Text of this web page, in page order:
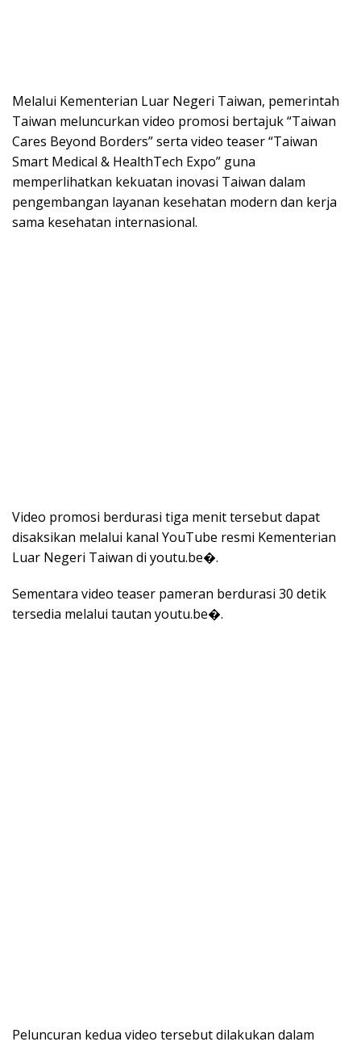
Melalui Kementerian Luar Negeri Taiwan, pemerintah
Taiwan meluncurkan video promosi bertajuk “Taiwan
Cares Beyond Borders” serta video teaser “Taiwan
Smart Medical & HealthTech Expo” guna
memperlihatkan kekuatan inovasi Taiwan dalam
pengembangan layanan kesehatan modern dan kerja
sama kesehatan internasional.
Video promosi berdurasi tiga menit tersebut dapat
disaksikan melalui kanal YouTube resmi Kementerian
Luar Negeri Taiwan di youtu.be⁠�.
Sementara video teaser pameran berdurasi 30 detik
tersedia melalui tautan youtu.be⁠�.
Peluncuran kedua video tersebut dilakukan dalam